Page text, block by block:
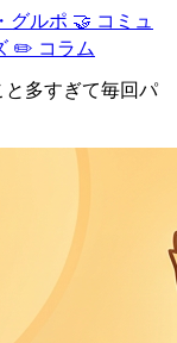
グルポ 🤝 コミュ
✏️ コラム
と多すぎて毎回パ